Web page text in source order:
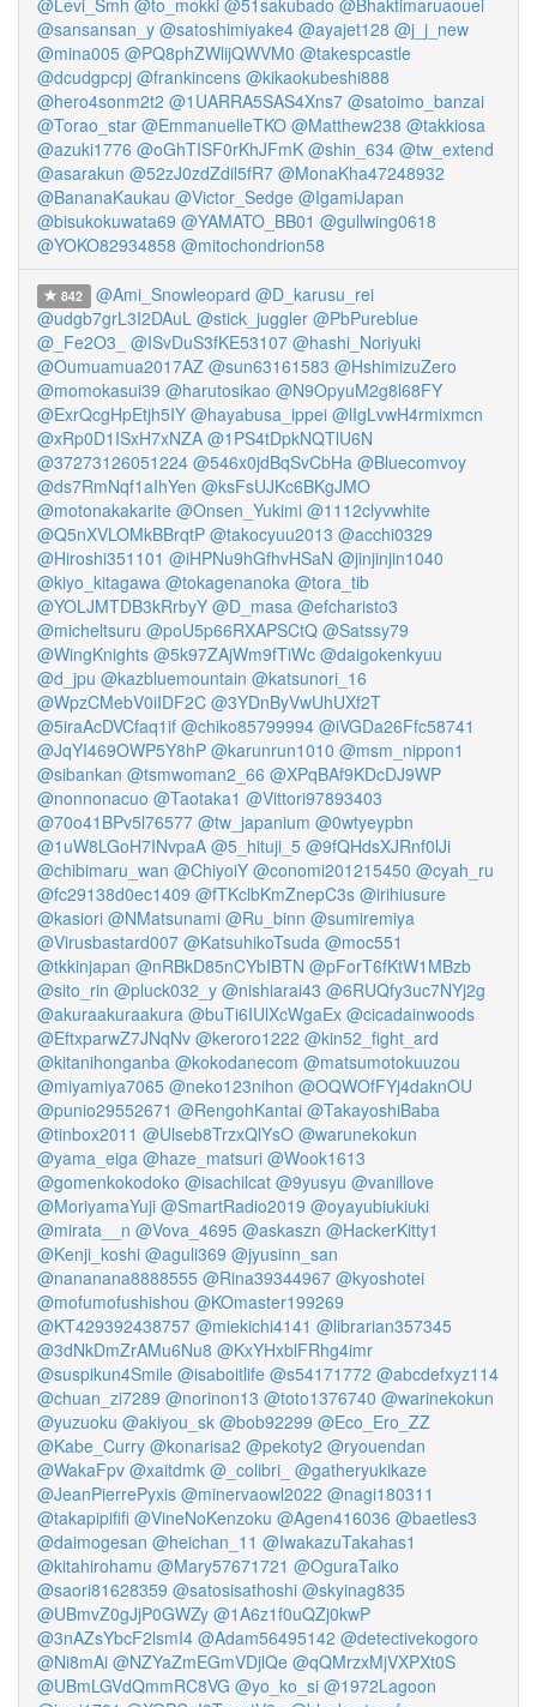
@Levi_Smh @to_mokki @51sakubado @Bhaktimaruaouei
@sansansan_y @satoshimiyake4 @ayajet128 @j_j_new
@mina005 @PQ8phZWlijQWVM0 @takespcastle
@dcudgpcpj @frankincens @kikaokubeshi888
@hero4sonm2t2 @1UARRA5SAS4Xns7 @satoimo_banzai
@Torao_star @EmmanuelleTKO @Matthew238 @takkiosa
@azuki1776 @oGhTISF0rKhJFmK @shin_634 @tw_extend
@asarakun @52zJ0zdZdil5fR7 @MonaKha47248932
@BananaKaukau @Victor_Sedge @IgamiJapan
@bisukokuwata69 @YAMATO_BB01 @gullwing0618
@YOKO82934858 @mitochondrion58
842 @Ami_Snowleopard @D_karusu_rei
@udgb7grL3I2DAuL @stick_juggler @PbPureblue
@_Fe2O3_
@ISvDuS3fKE53107 @hashi_Noriyuki
@Oumuamua2017AZ @sun63161583 @HshimizuZero
@momokasui39 @harutosikao @N9OpyuM2g8l68FY
@ExrQcgHpEtjh5IY @hayabusa_ippei @lIgLvwH4rmixmcn
@xRp0D1ISxH7xNZA @1PS4tDpkNQTlU6N
@37273126051224 @546x0jdBqSvCbHa @Bluecomvoy
@ds7RmNqf1aIhYen @ksFsUJKc6BKgJMO
@motonakakarite @Onsen_Yukimi @1112clyvwhite
@Q5nXVLOMkBBrqtP @takocyuu2013 @acchi0329
@Hiroshi351101 @iHPNu9hGfhvHSaN @jinjinjin1040
@kiyo_kitagawa @tokagenanoka @tora_tib
@YOLJMTDB3kRrbyY @D_masa @efcharisto3
@micheltsuru @poU5p66RXAPSCtQ @Satssy79
@WingKnights @5k97ZAjWm9fTiWc @daigokenkyuu
@d_jpu @kazbluemountain @katsunori_16
@WpzCMebV0iIDF2C @3YDnByVwUhUXf2T
@5iraAcDVCfaq1if @chiko85799994 @iVGDa26Ffc58741
@JqYI469OWP5Y8hP @karunrun1010 @msm_nippon1
@sibankan @tsmwoman2_66 @XPqBAf9KDcDJ9WP
@nonnonacuo @Taotaka1 @Vittori97893403
@70o41BPv5l76577 @tw_japanium @0wtyeypbn
@1uW8LGoH7INvpaA @5_hituji_5 @9fQHdsXJRnf0lJi
@chibimaru_wan @ChiyoiY @conomi201215450 @cyah_ru
@fc29138d0ec1409 @fTKclbKmZnepC3s @irihiusure
@kasiori @NMatsunami @Ru_binn @sumiremiya
@Virusbastard007 @KatsuhikoTsuda @moc551
@tkkinjapan @nRBkD85nCYbIBTN @pForT6fKtW1MBzb
@sito_rin @pluck032_y @nishiarai43 @6RUQfy3uc7NYj2g
@akuraakuraakura @buTi6IUlXcWgaEx @cicadainwoods
@EftxparwZ7JNqNv @keroro1222 @kin52_fight_ard
@kitanihonganba @kokodanecom @matsumotokuuzou
@miyamiya7065 @neko123nihon @OQWOfFYj4daknOU
@punio29552671 @RengohKantai @TakayoshiBaba
@tinbox2011 @Ulseb8TrzxQlYsO @warunekokun
@yama_eiga @haze_matsuri @Wook1613
@gomenkokodoko @isachilcat @9yusyu @vanillove
@MoriyamaYuji @SmartRadio2019 @oyayubiukiuki
@mirata__n @Vova_4695 @askaszn @HackerKitty1
@Kenji_koshi @aguli369 @jyusinn_san
@nananana8888555 @Rina39344967 @kyoshotei
@mofumofushishou @KOmaster199269
@KT429392438757 @miekichi4141 @librarian357345
@3dNkDmZrAMu6Nu8 @KxYHxblFRhg4imr
@suspikun4Smile @isaboitlife @s54171772 @abcdefxyz114
@chuan_zi7289 @norinon13 @toto1376740 @warinekokun
@yuzuoku @akiyou_sk @bob92299 @Eco_Ero_ZZ
@Kabe_Curry @konarisa2 @pekoty2 @ryouendan
@WakaFpv @xaitdmk @_colibri_ @gatheryukikaze
@JeanPierrePyxis @minervaowl2022 @nagi180311
@takapipififi @VineNoKenzoku @Agen416036 @baetles3
@daimogesan @heichan_11 @IwakazuTakahas1
@kitahirohamu @Mary57671721 @OguraTaiko
@saori81628359 @satosisathoshi @skyinag835
@UBmvZ0gJjP0GWZy @1A6z1f0uQZj0kwP
@3nAZsYbcF2lsmI4 @Adam56495142 @detectivekogoro
@Ni8mAi @NZYaZmEGmVDjlQe @qQMrzxMjVXPXt0S
@UBmLGVdQmmRC8VG @yo_ko_si @1972Lagoon